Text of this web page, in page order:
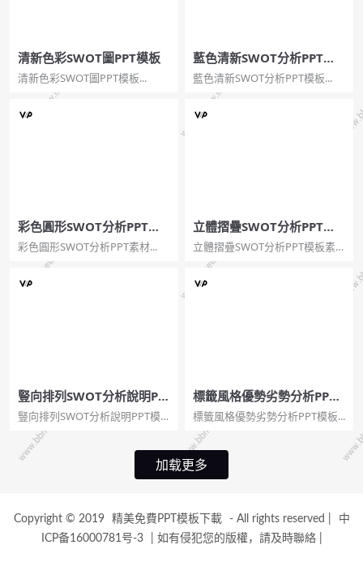
清新色彩SWOT圖PPT模板
清新色彩SWOT圖PPT模板...
藍色清新SWOT分析PPT模
板
藍色清新SWOT分析PPT模板...
彩色圓形SWOT分析PPT素
材
彩色圓形SWOT分析PPT素材...
立體摺疊SWOT分析PPT模
板素材
立體摺疊SWOT分析PPT模板素
材...
豎向排列SWOT分析說明PP
T模板
豎向排列SWOT分析說明PPT模
標籤風格優勢劣勢分析PPT
模板
標籤風格優勢劣勢分析PPT模板...
加载更多
Copyright © 2019 精美免費PPT模板下載 - All rights reserved
中
ICP备16000781号-3
如有侵犯您的版權，請及時聯絡|